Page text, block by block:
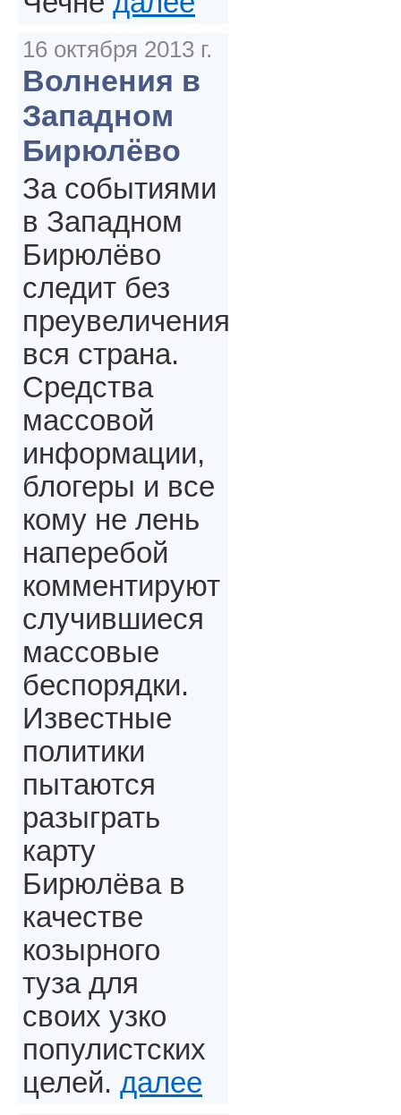
16 октября 2013 г.
Волнения в
Западном
Бирюлёво
За событиями
в Западном
Бирюлёво
следит без
преувеличения
вся страна.
Средства
массовой
информации,
блогеры и все
кому не лень
наперебой
комментируют
случившиеся
массовые
беспорядки.
Известные
политики
пытаются
разыграть
карту
Бирюлёва в
качестве
козырного
туза для
своих узко
популистских
целей. далее